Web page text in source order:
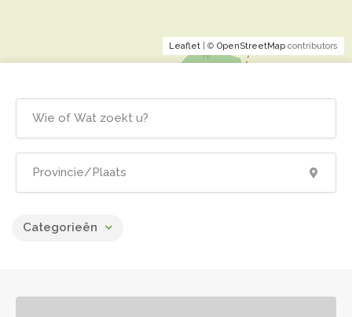
Categorieën
Leaflet | © OpenStreetMap contributors